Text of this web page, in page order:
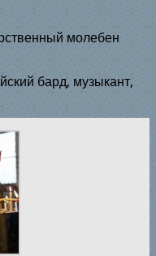
молебен
бард, музыкант,